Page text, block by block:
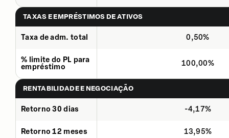
TAXAS E EMPRÉSTIMOS DE ATIVOS
Taxa de adm. total 0,50%
% limite do PL para
empréstimo
100,00%
RENTABILIDADE E NEGOCIAÇÃO
Retorno 30 dias -4,17%
Retorno 12 meses 13,95%